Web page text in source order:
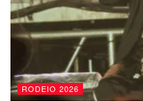
RODEIO 2026